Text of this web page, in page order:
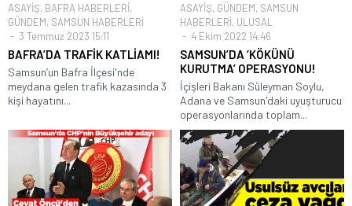
ASAYİŞ, BAFRA HABERLERİ,
GÜNDEM, SAMSUN HABERLERİ
3 Temmuz 2023 15:11
BAFRA’DA TRAFİK KATLİAMI!
Samsun’un Bafra İlçesi'nde
meydana gelen trafik kazasında 3
kişi hayatını...
ASAYİŞ, GÜNDEM, SAMSUN
HABERLERİ, ULUSAL
4 Ekim 2022 14:46
SAMSUN’DA ‘KÖKÜNÜ
KURUTMA’ OPERASYONU!
İçişleri Bakanı Süleyman Soylu,
Adana ve Samsun'daki uyuşturucu
operasyonlarında toplam...